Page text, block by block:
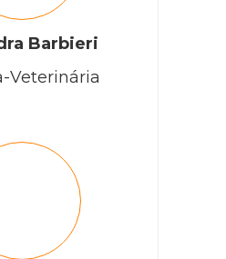
Barbieri
Veterinária